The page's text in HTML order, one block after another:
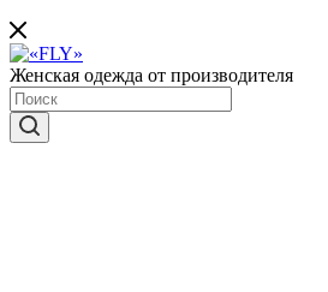
Женская одежда от производителя